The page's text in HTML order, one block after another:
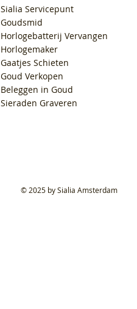
Sialia Servicepunt
Goudsmid
Horlogebatterij Vervangen
Horlogemaker
Gaatjes Schieten
Goud Verkopen
Beleggen in Goud
Sieraden Graveren
© 2025 by Sialia Amsterdam